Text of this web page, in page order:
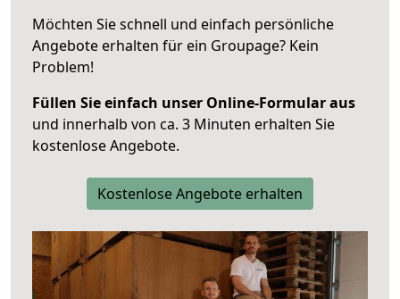
Möchten Sie schnell und einfach persönliche
Angebote erhalten für ein Groupage? Kein
Problem!
Füllen Sie einfach unser Online-Formular aus
und innerhalb von ca. 3 Minuten erhalten Sie
kostenlose Angebote.
Kostenlose Angebote erhalten